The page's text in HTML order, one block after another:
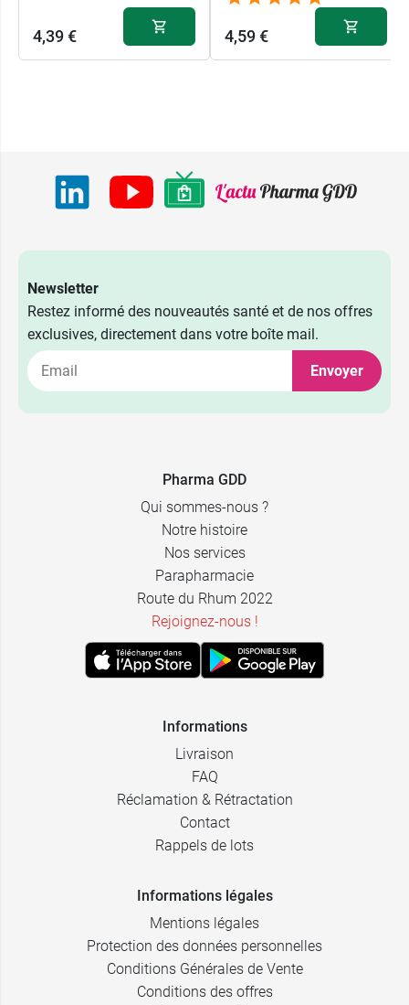
4,39 € 4,59 €
Newsletter
Restez informé des nouveautés santé et de nos offres
exclusives, directement dans votre boîte mail.
Envoyer
Pharma GDD
Qui sommes-nous ?
Notre histoire
Nos services
Parapharmacie
Route du Rhum 2022
Rejoignez-nous !
Informations
Livraison
FAQ
Réclamation & Rétractation
Contact
Rappels de lots
Informations légales
Mentions légales
Protection des données personnelles
Conditions Générales de Vente
Conditions des offres